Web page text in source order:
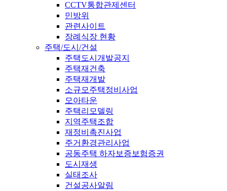
CCTV통합관제센터
민방위
관련사이트
장례식장 현황
주택/도시/건설
주택도시개발공지
주택재건축
주택재개발
소규모주택정비사업
모아타운
주택리모델링
지역주택조합
재정비촉진사업
주거환경관리사업
공동주택 하자보증보험증권
도시재생
실태조사
건설공사알림